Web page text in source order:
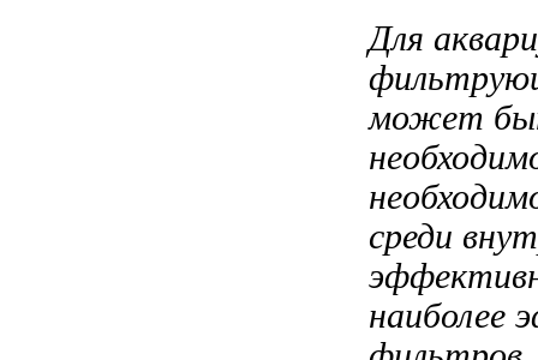
Для
может
среди
наиболее